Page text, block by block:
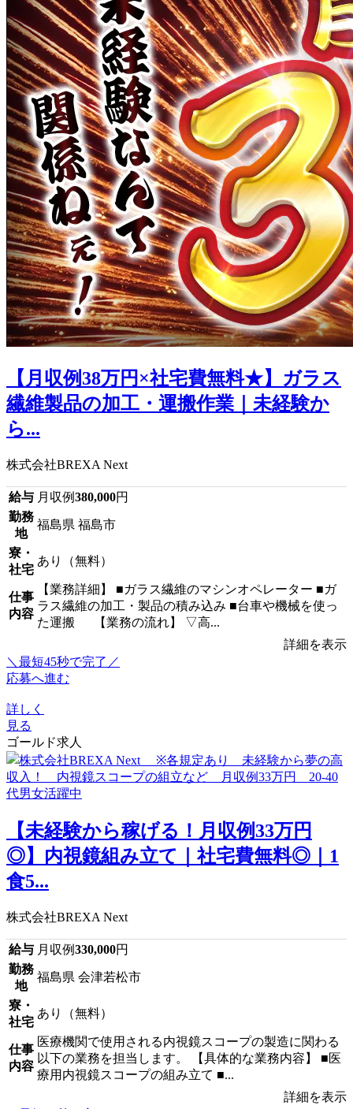
【月収例38万円×社宅費無料★】ガラス
繊維製品の加工・運搬作業｜未経験か
ら...
株式会社BREXA Next
給与 月収例380,000円
勤務
地
福島県 福島市
寮・
社宅
あり（無料）
仕事
内容
【業務詳細】 ■ガラス繊維のマシンオペレーター ■ガ
ラス繊維の加工・製品の積み込み ■台車や機械を使っ
た運搬 【業務の流れ】 ▽高...
詳細を表示
＼最短45秒で完了／
応募へ進む
詳しく
見る
ゴールド求人
【未経験から稼げる！月収例33万円
◎】内視鏡組み立て｜社宅費無料◎｜1
食5...
株式会社BREXA Next
給与 月収例330,000円
勤務
地
福島県 会津若松市
寮・
社宅
あり（無料）
仕事
内容
医療機関で使用される内視鏡スコープの製造に関わる
以下の業務を担当します。 【具体的な業務内容】 ■医
療用内視鏡スコープの組み立て ■...
詳細を表示